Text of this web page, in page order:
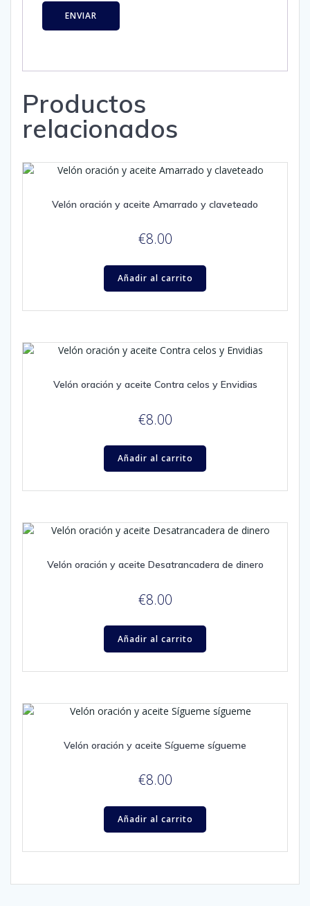
Productos
relacionados
Velón oración y aceite Amarrado y claveteado
€8.00
Añadir al carrito
Velón oración y aceite Contra celos y Envidias
€8.00
Añadir al carrito
Velón oración y aceite Desatrancadera de dinero
€8.00
Añadir al carrito
Velón oración y aceite Sígueme sígueme
€8.00
Añadir al carrito